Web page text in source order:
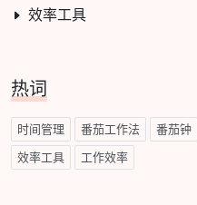
效率工具
热词
时间管理 番茄工作法 番茄钟
效率工具 工作效率